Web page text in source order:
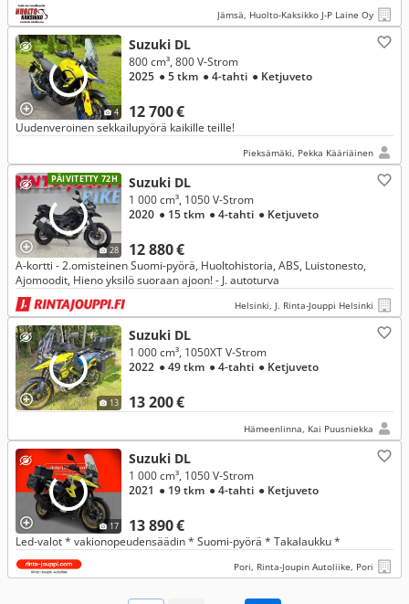
Jämsä, Huolto-Kaksikko J-P Laine Oy
4
Suzuki DL
12 700 €
800 cm³, 800 V-Strom
2025 ● 5 tkm ● 4-tahti ● Ketjuveto
Uudenveroinen sekkailupyörä kaikille teille!
Pieksämäki, Pekka Kääriäinen
PÄIVITETTY 72H
28
Suzuki DL
12 880 €
1 000 cm³, 1050 V-Strom
2020 ● 15 tkm ● 4-tahti ● Ketjuveto
A-kortti - 2.omisteinen Suomi-pyörä, Huoltohistoria, ABS, Luistonesto,
Ajomoodit, Hieno yksilö suoraan ajoon! - J. autoturva
Helsinki, J. Rinta-Jouppi Helsinki
13
Suzuki DL
13 200 €
1 000 cm³, 1050XT V-Strom
2022 ● 49 tkm ● 4-tahti ● Ketjuveto
Hämeenlinna, Kai Puusniekka
17
Suzuki DL
13 890 €
1 000 cm³, 1050 V-Strom
2021 ● 19 tkm ● 4-tahti ● Ketjuveto
Led-valot * vakionopeudensäädin * Suomi-pyörä * Takalaukku *
Pori, Rinta-Joupin Autoliike, Pori